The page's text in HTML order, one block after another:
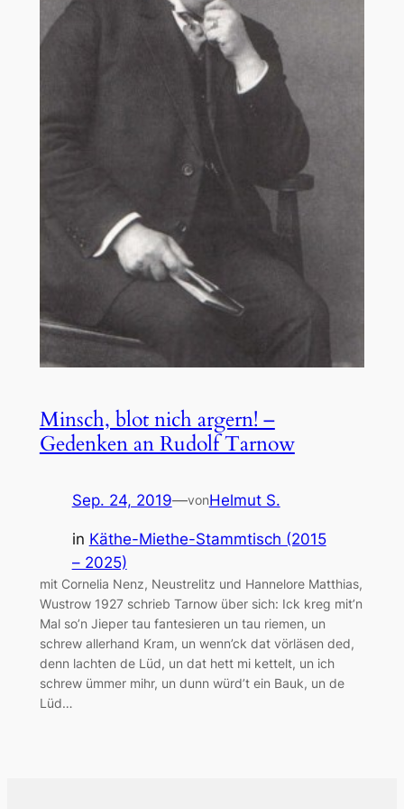
Minsch, blot nich argern! –
Gedenken an Rudolf Tarnow
Sep. 24, 2019—vonHelmut S.
in Käthe-Miethe-Stammtisch (2015
– 2025)
mit Cornelia Nenz, Neustrelitz und Hannelore Matthias,
Wustrow 1927 schrieb Tarnow über sich: Ick kreg mit’n
Mal so’n Jieper tau fantesieren un tau riemen, un
schrew allerhand Kram, un wenn’ck dat vörläsen ded,
denn lachten de Lüd, un dat hett mi kettelt, un ich
schrew ümmer mihr, un dunn würd’t ein Bauk, un de
Lüd…